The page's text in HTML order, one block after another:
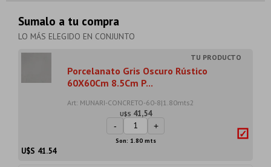
Sumalo a tu compra
LO MÁS ELEGIDO EN CONJUNTO
Porcelanato Gris Oscuro Rústico
60X60Cm 8.5Cm P...
Art: MUNARI-CONCRETO-60-8|1.80mts2
U$S 41,54
- +
Son: 1.80 mts
U$S 41.54